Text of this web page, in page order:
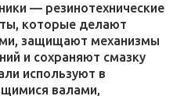
— резинотехнические
которые делают
защищают механизмы
и сохраняют смазку
используют в
валами,